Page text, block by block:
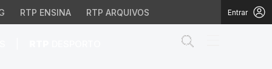
RTP ENSINA RTP ARQUIVOS Entrar